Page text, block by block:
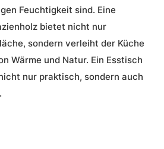
Feuchtigkeit sind. Eine
bietet nicht nur
sondern verleiht der Küche
Wärme und Natur. Ein Esstisch
nur praktisch, sondern auch